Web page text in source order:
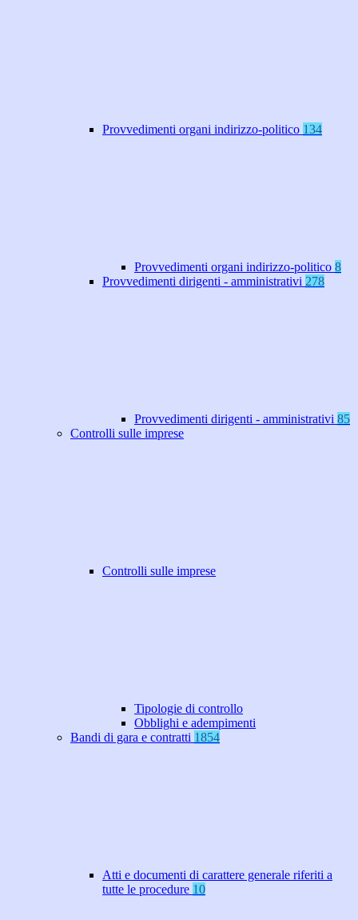
Provvedimenti organi indirizzo-politico 134
Provvedimenti organi indirizzo-politico 8
Provvedimenti dirigenti - amministrativi 278
Provvedimenti dirigenti - amministrativi 85
Controlli sulle imprese
Controlli sulle imprese
Tipologie di controllo
Obblighi e adempimenti
Bandi di gara e contratti 1854
Atti e documenti di carattere generale riferiti a
tutte le procedure 10